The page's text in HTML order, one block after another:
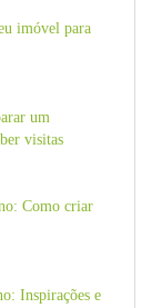
imóvel para
um
visitas
Como criar
Inspirações e